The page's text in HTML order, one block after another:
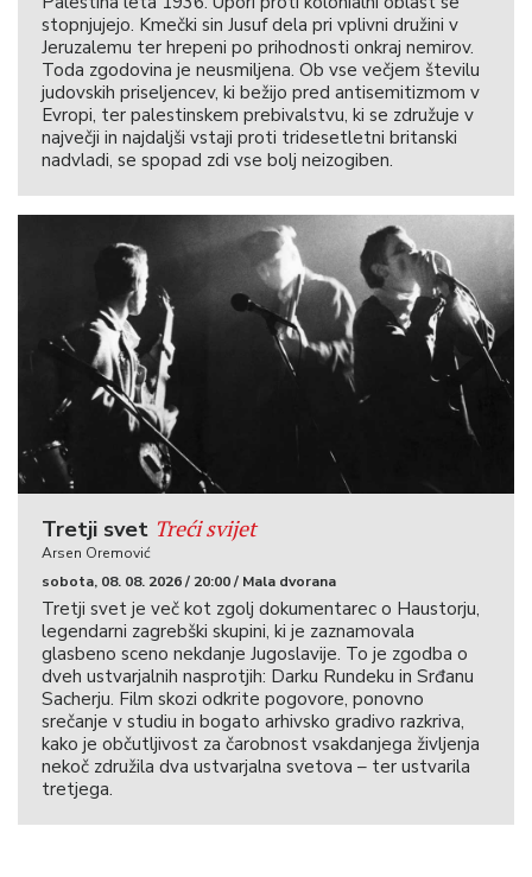
stopnjujejo. Kmečki sin Jusuf dela pri vplivni družini v
Jeruzalemu ter hrepeni po prihodnosti onkraj nemirov.
Toda zgodovina je neusmiljena. Ob vse večjem številu
judovskih priseljencev, ki bežijo pred antisemitizmom v
Evropi, ter palestinskem prebivalstvu, ki se združuje v
največji in najdaljši vstaji proti tridesetletni britanski
nadvladi, se spopad zdi vse bolj neizogiben.
Tretji svet Treći svijet
Arsen Oremović
sobota, 08. 08. 2026 / 20:00 / Mala dvorana
Tretji svet je več kot zgolj dokumentarec o Haustorju,
legendarni zagrebški skupini, ki je zaznamovala
glasbeno sceno nekdanje Jugoslavije. To je zgodba o
dveh ustvarjalnih nasprotjih: Darku Rundeku in Srđanu
Sacherju. Film skozi odkrite pogovore, ponovno
srečanje v studiu in bogato arhivsko gradivo razkriva,
kako je občutljivost za čarobnost vsakdanjega življenja
nekoč združila dva ustvarjalna svetova – ter ustvarila
tretjega.